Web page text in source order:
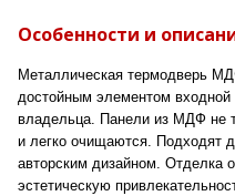
Особенности и
Металлическая термодверь
достойным элементом входной
владельца. Панели из МДФ не
и легко очищаются. Подходят
авторским дизайном. Отделка
эстетическую